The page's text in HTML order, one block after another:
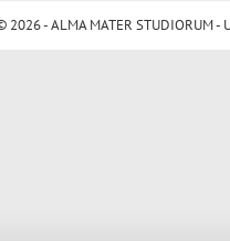
2026 - ALMA MATER STUDIORUM